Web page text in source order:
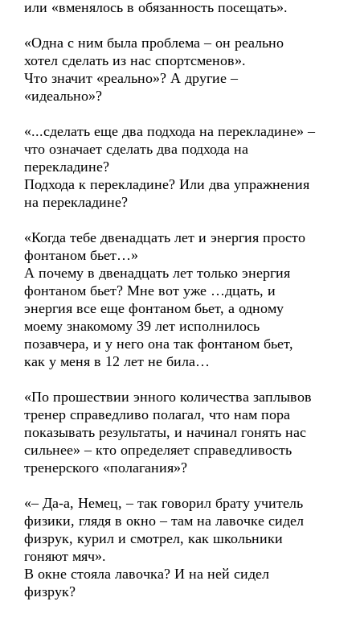
или «вменялось в обязанность посещать».
«Одна с ним была проблема – он реально
хотел сделать из нас спортсменов».
Что значит «реально»? А другие –
«идеально»?
«...сделать еще два подхода на перекладине» –
что означает сделать два подхода на
перекладине?
Подхода к перекладине? Или два упражнения
на перекладине?
«Когда тебе двенадцать лет и энергия просто
фонтаном бьет…»
А почему в двенадцать лет только энергия
фонтаном бьет? Мне вот уже …дцать, и
энергия все еще фонтаном бьет, а одному
моему знакомому 39 лет исполнилось
позавчера, и у него она так фонтаном бьет,
как у меня в 12 лет не била…
«По прошествии энного количества заплывов
тренер справедливо полагал, что нам пора
показывать результаты, и начинал гонять нас
сильнее» – кто определяет справедливость
тренерского «полагания»?
«– Да-а, Немец, – так говорил брату учитель
физики, глядя в окно – там на лавочке сидел
физрук, курил и смотрел, как школьники
гоняют мяч».
В окне стояла лавочка? И на ней сидел
физрук?